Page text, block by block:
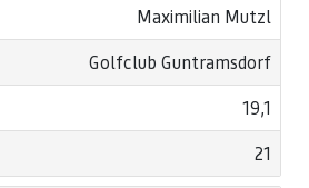
Maximilian Mutzl
Golfclub Guntramsdorf
19,1
21